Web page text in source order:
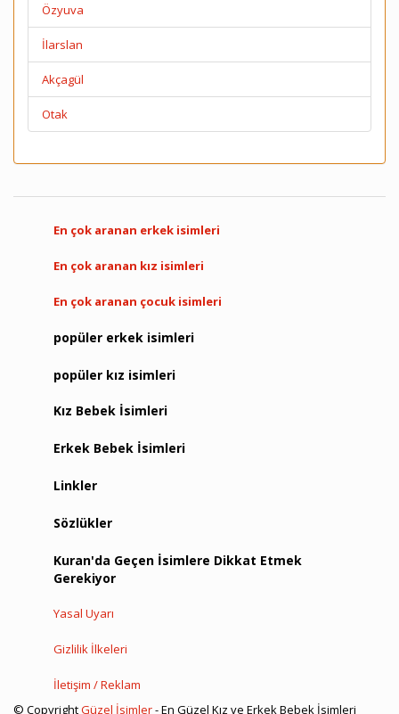
Özyuva
İlarslan
Akçagül
Otak
En çok aranan erkek isimleri
En çok aranan kız isimleri
En çok aranan çocuk isimleri
popüler erkek isimleri
popüler kız isimleri
Kız Bebek İsimleri
Erkek Bebek İsimleri
Linkler
Sözlükler
Kuran'da Geçen İsimlere Dikkat Etmek
Gerekiyor
Yasal Uyarı
Gizlilik İlkeleri
İletişim / Reklam
© CopyrightGüzel İsimler- En Güzel Kız ve Erkek Bebek İsimleri